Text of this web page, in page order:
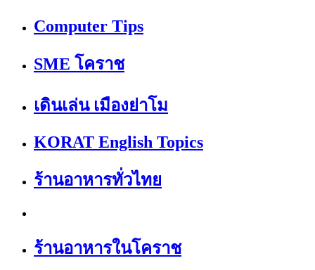
Computer Tips
SME โคราช
เดินเล่น เมืองย่าโม
KORAT English Topics
ร้านอาหารทั่วไทย
ร้านอาหารในโคราช